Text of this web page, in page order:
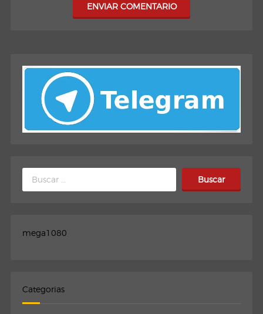
ENVIAR COMENTARIO
Buscar:
mega1080
Categorias